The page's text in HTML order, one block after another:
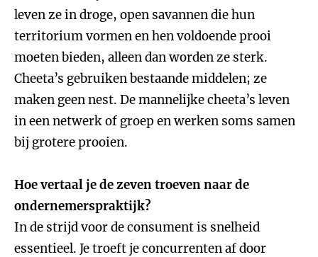
leven ze in droge, open savannen die hun
territorium vormen en hen voldoende prooi
moeten bieden, alleen dan worden ze sterk.
Cheeta’s gebruiken bestaande middelen; ze
maken geen nest. De mannelijke cheeta’s leven
in een netwerk of groep en werken soms samen
bij grotere prooien.
Hoe vertaal je de zeven troeven naar de
ondernemerspraktijk?
In de strijd voor de consument is snelheid
essentieel. Je troeft je concurrenten af door